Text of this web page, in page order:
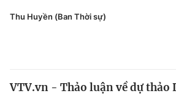
Thu Huyền (Ban Thời sự)
VTV.vn - Thảo luận về dự thảo